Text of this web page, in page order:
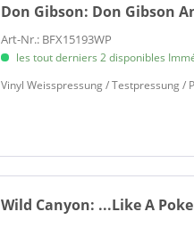
Don Gibson: Don Gibson
Art-Nr.: BFX15193WP
les tout derniers 2 disponibles
Vinyl Weisspressung / Testpressung /
Wild Canyon: ...Like A